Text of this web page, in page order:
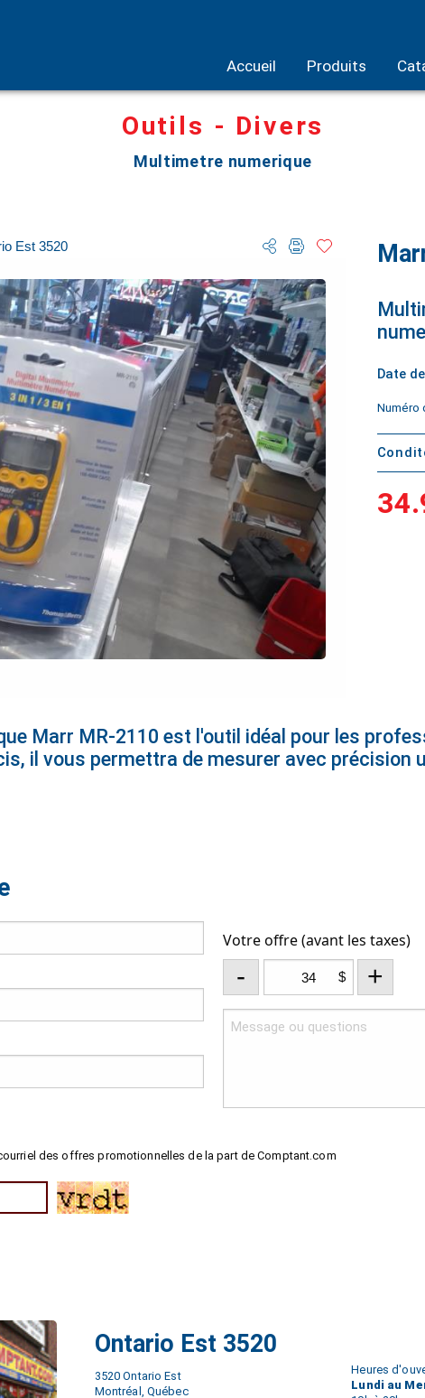
Accueil Produits
Outils - Divers
Multimetre numerique
Est 3520
Date
Numéro
Marr MR-2110 est l'outil idéal pour les
il vous permettra de mesurer avec précision
Votre offre (avant les taxes)
- $ +
des offres promotionnelles de la part de Comptant.com
Ontario Est 3520
3520 Ontario Est
Montréal, Québec
Heures
Lundi au